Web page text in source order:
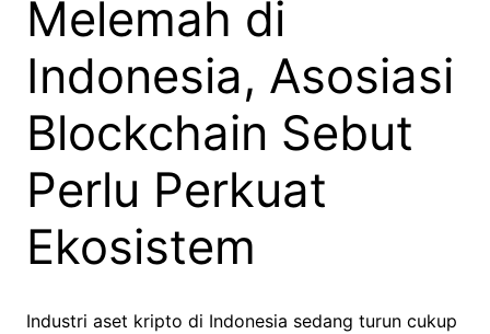
Melemah di
Indonesia, Asosiasi
Blockchain Sebut
Perlu Perkuat
Ekosistem
Industri aset kripto di Indonesia sedang turun cukup